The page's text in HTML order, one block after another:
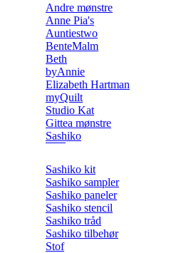
Andre mønstre
Anne Pia's
Auntiestwo
BenteMalm
Beth
byAnnie
Elizabeth Hartman
myQuilt
Studio Kat
Gittea mønstre
Sashiko
Sashiko kit
Sashiko sampler
Sashiko paneler
Sashiko stencil
Sashiko tråd
Sashiko tilbehør
Stof